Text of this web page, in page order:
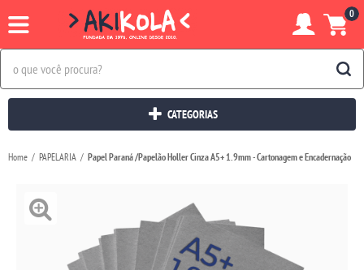
0
CATEGORIAS
Home PAPELARIA Papel Paraná /Papelão Holler Cinza A5+ 1.9mm - Cartonagem e Encadernação